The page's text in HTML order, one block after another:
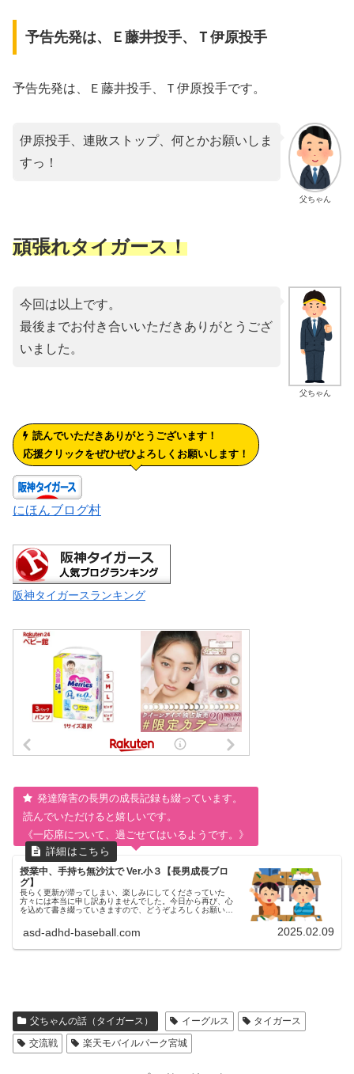
予告先発は、Ｅ藤井投手、Ｔ伊原投手
予告先発は、Ｅ藤井投手、Ｔ伊原投手です。
父ちゃん
伊原投手、連敗ストップ、何とかお願いしま
すっ！
頑張れタイガース！
父ちゃん
今回は以上です。
最後までお付き合いいただきありがとうござ
いました。
読んでいただきありがとうございます！
応援クリックをぜひぜひよろしくお願いします！
にほんブログ村
阪神タイガースランキング
発達障害の長男の成長記録も綴っています。
読んでいただけると嬉しいです。
《一応席について、過ごせてはいるようです。》
授業中、手持ち無沙汰で Ver.小３【長男成長ブロ
グ】
長らく更新が滞ってしまい、楽しみにしてくださっていた
方々には本当に申し訳ありませんでした。今日から再び、心
を込めて書き綴っていきますので、どうぞよろしくお願いい
いて現在（小学３年生）では...
asd-adhd-baseball.com 2025.02.09
父ちゃんの話（タイガース） イーグルス
タイガース
交流戦
楽天モバイルパーク宮城